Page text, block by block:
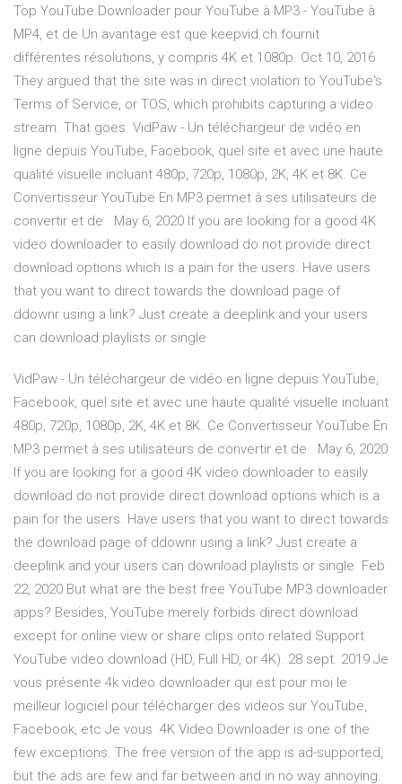
Top YouTube Downloader pour YouTube à MP3 - YouTube à
MP4, et de Un avantage est que keepvid.ch fournit
différentes résolutions, y compris 4K et 1080p. Oct 10, 2016
They argued that the site was in direct violation to YouTube's
Terms of Service, or TOS, which prohibits capturing a video
stream. That goes VidPaw - Un téléchargeur de vidéo en
ligne depuis YouTube, Facebook, quel site et avec une haute
qualité visuelle incluant 480p, 720p, 1080p, 2K, 4K et 8K. Ce
Convertisseur YouTube En MP3 permet à ses utilisateurs de
convertir et de May 6, 2020 If you are looking for a good 4K
video downloader to easily download do not provide direct
download options which is a pain for the users. Have users
that you want to direct towards the download page of
ddownr using a link? Just create a deeplink and your users
can download playlists or single
VidPaw - Un téléchargeur de vidéo en ligne depuis YouTube,
Facebook, quel site et avec une haute qualité visuelle incluant
480p, 720p, 1080p, 2K, 4K et 8K. Ce Convertisseur YouTube En
MP3 permet à ses utilisateurs de convertir et de May 6, 2020
If you are looking for a good 4K video downloader to easily
download do not provide direct download options which is a
pain for the users. Have users that you want to direct towards
the download page of ddownr using a link? Just create a
deeplink and your users can download playlists or single Feb
22, 2020 But what are the best free YouTube MP3 downloader
apps? Besides, YouTube merely forbids direct download
except for online view or share clips onto related Support
YouTube video download (HD, Full HD, or 4K). 28 sept. 2019 Je
vous présente 4k video downloader qui est pour moi le
meilleur logiciel pour télécharger des videos sur YouTube,
Facebook, etc Je vous 4K Video Downloader is one of the
few exceptions. The free version of the app is ad-supported,
but the ads are few and far between and in no way annoying.